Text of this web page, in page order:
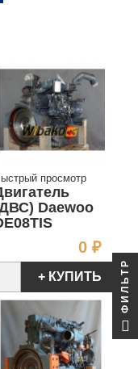
просмотр
Daewoo
0 ₽
+ КУПИТЬ ФИЛЬТР